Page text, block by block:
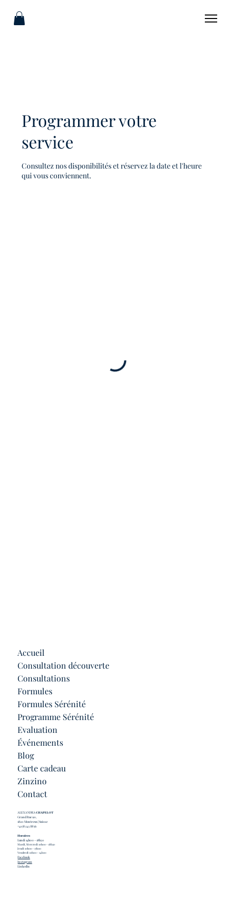
Programmer votre
service
Consultez nos disponibilités et réservez la date et l'heure
qui vous conviennent.
Accueil
Consultation découverte
Consultations
Formules
Formules Sérénité
Programme Sérénité
Evaluation
Événements
Blog
Carte cadeau
Zinzino
Contact
Facebook
Instagram
LinkedIn
ALEXANDRACHAPELOT
Grand Rue 90,
1820 Montreux | Suisse
+41 78 243 88 56
Horaires
Lundi 14h00 - 18h30
Mardi, Mercredi 10h00 - 18h30
Jeudi 10h00 - 17h00
Vendredi 10h00 - 14h00